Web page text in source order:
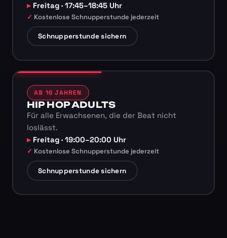
Freitag · 17:45–18:45 Uhr
Kostenlose Schnupperstunde jederzeit
Schnupperstunde sichern
AB 16 JAHREN
HIP HOP ADULTS
Für alle Erwachsenen, die der Beat nicht
loslässt.
Freitag · 19:00–20:00 Uhr
Kostenlose Schnupperstunde jederzeit
Schnupperstunde sichern